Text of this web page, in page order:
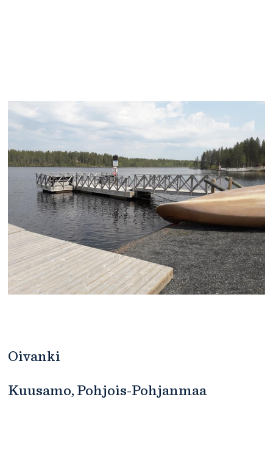
Oivanki
Kuusamo, Pohjois-Pohjanmaa